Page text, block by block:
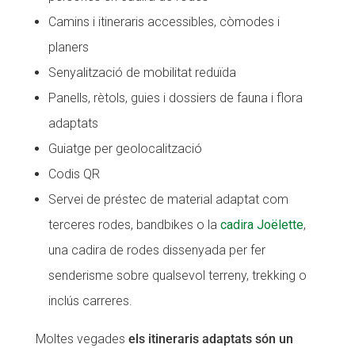
Camins i itineraris accessibles, còmodes i
planers
Senyalització de mobilitat reduïda
Panells, rètols, guies i dossiers de fauna i flora
adaptats
Guiatge per geolocalització
Codis QR
Servei de préstec de material adaptat com
terceres rodes, bandbikes o la cadira Joëlette,
una cadira de rodes dissenyada per fer
senderisme sobre qualsevol terreny, trekking o
inclús carreres.
Moltes vegades els itineraris adaptats són un